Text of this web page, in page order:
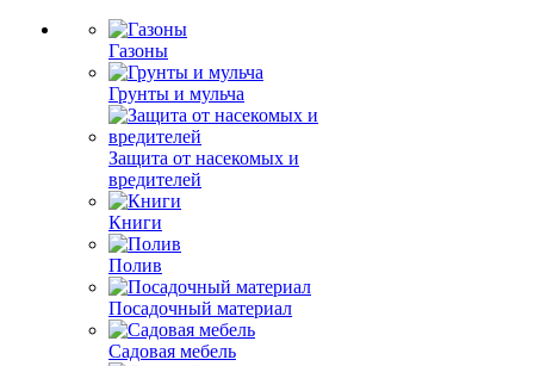
Газоны
Грунты и мульча
Защита от насекомых и
вредителей
Книги
Полив
Посадочный материал
Садовая мебель